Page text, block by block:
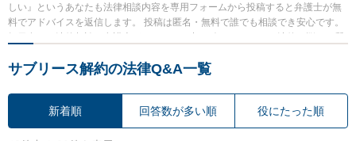
しい』というあなたも法律相談内容を専用フォームから投稿すると弁護士が無
料でアドバイスを返信します。 投稿は匿名・無料で誰でも相談でき安心です。
毎日多くの法律相談に弁護士がアドバイス中。 今すぐあなたの法律の悩み・質
サブリース解約の法律Q&A一覧
新着順 回答数が多い順 役にたった順